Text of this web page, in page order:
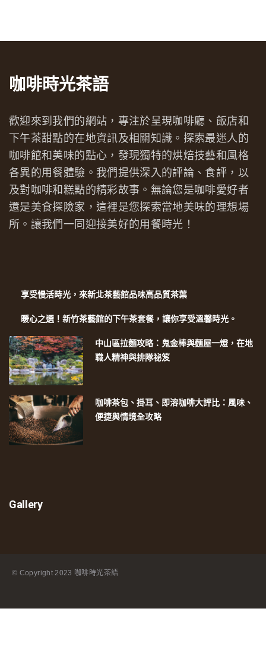
咖啡時光茶語
歡迎來到我們的網站，專注於呈現咖啡廳、飯店和
下午茶甜點的在地資訊及相關知識。探索最迷人的
咖啡館和美味的點心，發現獨特的烘焙技藝和風格
各異的用餐體驗。我們提供深入的評論、食評，以
及對咖啡和糕點的精彩故事。無論您是咖啡愛好者
還是美食探險家，這裡是您探索當地美味的理想場
所。讓我們一同迎接美好的用餐時光！
享受慢活時光，來新北茶藝館品味高品質茶葉
暖心之選！新竹茶藝館的下午茶套餐，讓你享受溫馨時光。
中山區拉麵攻略：鬼金棒與麵屋一燈，在地
職人精神與排隊祕笈
咖啡茶包、掛耳、即溶咖啡大評比：風味、
便捷與情境全攻略
Gallery
© Copyright 2023 咖啡時光茶語